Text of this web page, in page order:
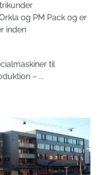
og PM Pack og er
inden
til
– ...